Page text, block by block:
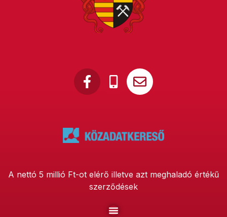
A nettó 5 millió Ft-ot elérő illetve azt meghaladó értékű
szerződések